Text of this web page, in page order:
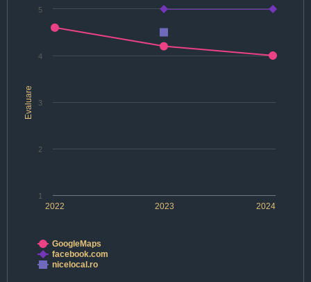
Evaluare
2022 2023 2024
1
2
3
4
5
GoogleMaps
facebook.com
nicelocal.ro